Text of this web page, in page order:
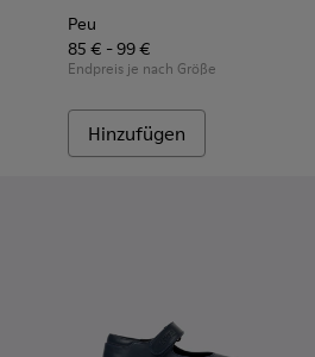
Peu
85 € - 99 €
Endpreis je nach Größe
Hinzufügen